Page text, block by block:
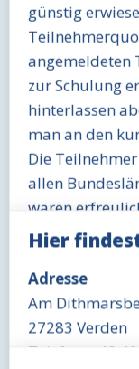
günstig
angemeldeten
zur Schulung
hinterlassen
man an den
Die
allen
waren
vor Ort, die
Veranstaltung
hilfreich
Ort mittlerweile
Hier
Adresse
Am
27283 Verden
Telefon: +49